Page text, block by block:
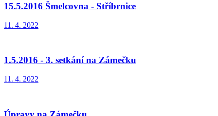
15.5.2016 Šmelcovna - Stříbrnice
11. 4. 2022
1.5.2016 - 3. setkání na Zámečku
11. 4. 2022